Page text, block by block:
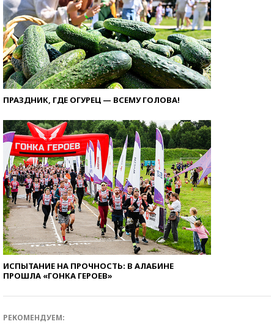
ПРАЗДНИК, ГДЕ ОГУРЕЦ — ВСЕМУ ГОЛОВА!
ИСПЫТАНИЕ НА ПРОЧНОСТЬ: В АЛАБИНЕ
ПРОШЛА «ГОНКА ГЕРОЕВ»
РЕКОМЕНДУЕМ: